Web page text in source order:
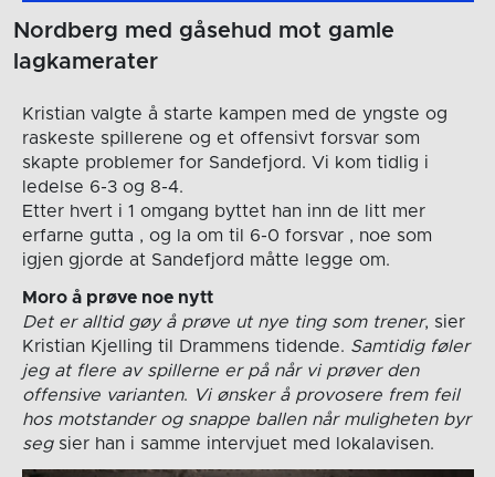
Nordberg med gåsehud mot gamle
lagkamerater
Kristian valgte å starte kampen med de yngste og
raskeste spillerene og et offensivt forsvar som
skapte problemer for Sandefjord. Vi kom tidlig i
ledelse 6-3 og 8-4.
Etter hvert i 1 omgang byttet han inn de litt mer
erfarne gutta , og la om til 6-0 forsvar , noe som
igjen gjorde at Sandefjord måtte legge om.
Moro å prøve noe nytt
Det er alltid gøy å prøve ut nye ting som trener, sier
Kristian Kjelling til Drammens tidende. Samtidig føler
jeg at flere av spillerne er på når vi prøver den
offensive varianten. Vi ønsker å provosere frem feil
hos motstander og snappe ballen når muligheten byr
segsier han i samme intervjuet med lokalavisen.